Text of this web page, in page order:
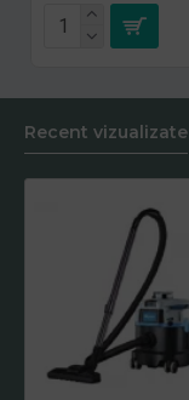
Recent vizualizate